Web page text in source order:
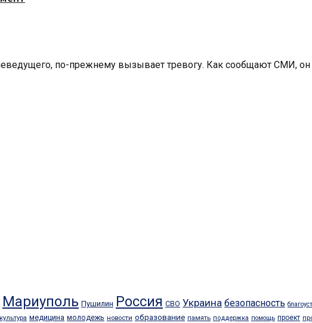
по-прежнему вызывает тревогу. Как сообщают СМИ,
Мариуполь Пушилин Россия СВО Украина безопасность
культура медицина молодежь новости образование память поддержка помощь проект